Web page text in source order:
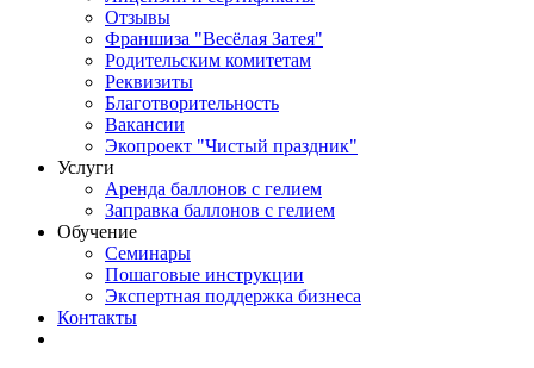
Отзывы
Франшиза "Весёлая Затея"
Родительским комитетам
Реквизиты
Благотворительность
Вакансии
Экопроект "Чистый праздник"
Услуги
Аренда баллонов с гелием
Заправка баллонов с гелием
Обучение
Семинары
Пошаговые инструкции
Экспертная поддержка бизнеса
Контакты